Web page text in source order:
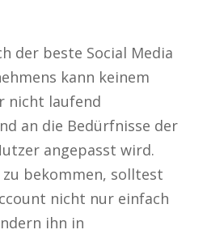
der beste Social Media
kann keinem
nicht laufend
an die Bedürfnisse der
angepasst wird.
bekommen, solltest
nicht nur einfach
ihn in